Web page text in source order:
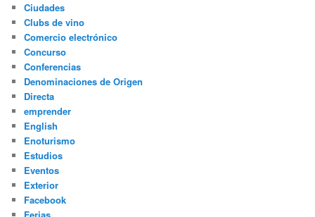
Ciudades
Clubs de vino
Comercio electrónico
Concurso
Conferencias
Denominaciones de Origen
Directa
emprender
English
Enoturismo
Estudios
Eventos
Exterior
Facebook
Ferias